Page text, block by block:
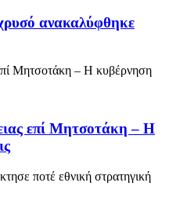
ανακαλύφθηκε
επί Μητσοτάκη – Η